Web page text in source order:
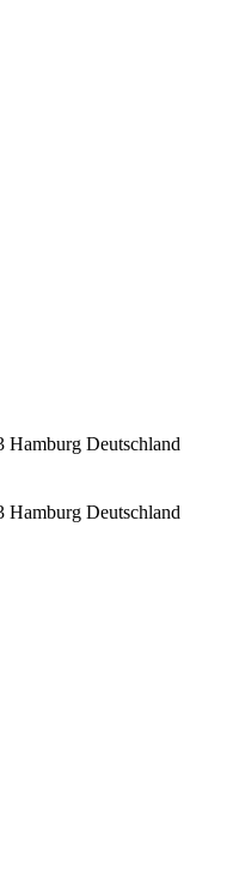
Hamburg Deutschland
Hamburg Deutschland